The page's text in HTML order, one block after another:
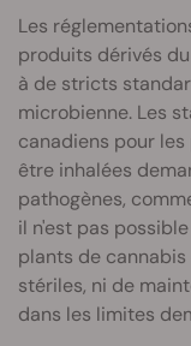
Les
produits dérivés
à de stricts
microbienne. Les
canadiens pour
être inhalées
pathogènes,
il n'est pas
plants de
stériles, ni de
dans les limites